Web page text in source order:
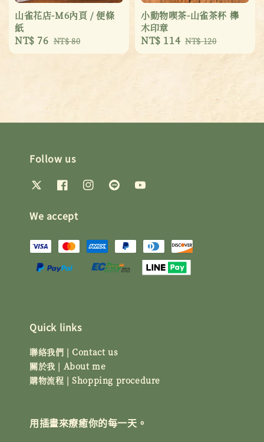
山雀花店-M6內頁 / 便條
紙
Sale
NT$ 76 Regular
NT$ 80
小動物喫茶-山雀茶杯 櫸
木印章
Sale
price
NT$ 114 Regular
price
NT$ 120
Follow us
We accept
Quick links
聯絡我們 | Contact us
關於我 | About me
購物流程 | Shopping procedure
用插畫來療癒你的每一天。